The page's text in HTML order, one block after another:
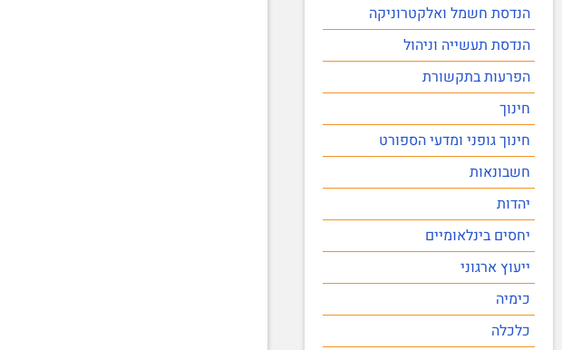
הנדסת חשמל ואלקטרוניקה
הנדסת תעשייה וניהול
הפרעות בתקשורת
חינוך
חינוך גופני ומדעי הספורט
חשבונאות
יהדות
יחסים בינלאומיים
ייעוץ ארגוני
כימיה
כלכלה